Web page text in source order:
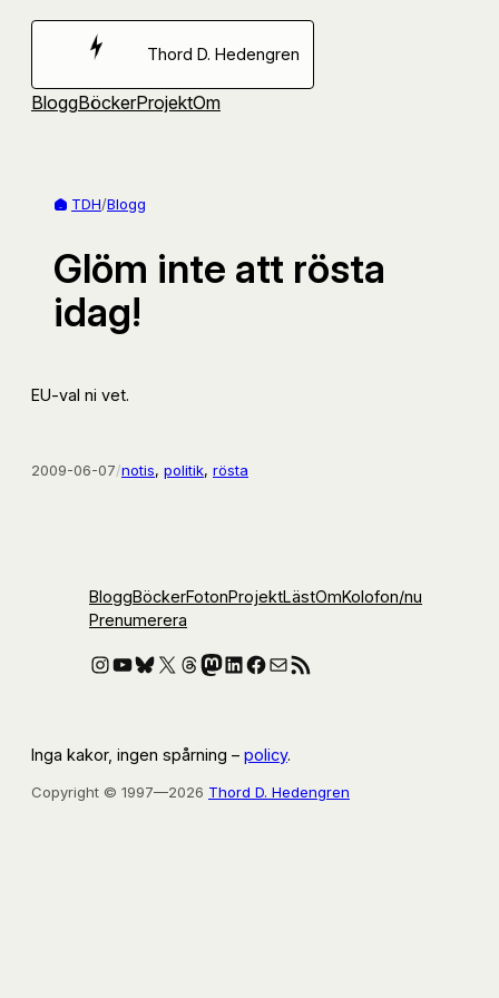
Hoppa
Thord D. Hedengren
BloggBöckerProjektOm
TDH/Blogg
Glöm inte att rösta
idag!
EU-val ni vet.
2009-06-07/notis, politik, rösta
BloggBöckerFotonProjektLästOmKolofon/nu
Prenumerera
Instagram
YouTube
Bluesky
X Threads
Mastodon
LinkedIn
Facebook
E-postRSS-flöde
Inga kakor, ingen spårning – policy.
Copyright © 1997—2026 Thord D. Hedengren